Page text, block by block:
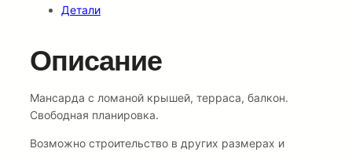
Детали
Описание
Мансарда с ломаной крышей, терраса, балкон.
Свободная планировка.
Возможно строительство в других размерах и